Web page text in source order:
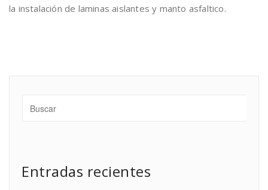
la instalación de laminas aislantes y manto asfaltico.
Entradas recientes